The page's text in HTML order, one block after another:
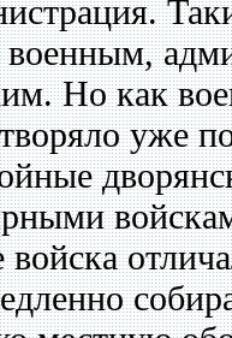
военным,
Но как
уже